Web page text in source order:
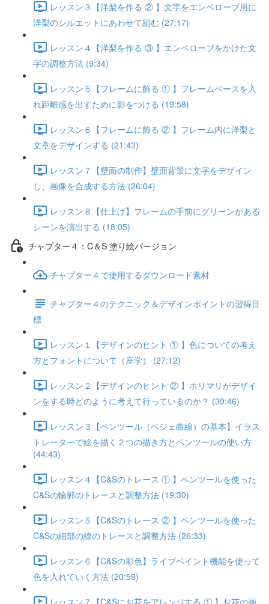
レッスン３【洋梨を作る ② 】文字をエンベローブ用に
洋梨のシルエットにあわせて組む (27:17)
レッスン４【洋梨を作る ③ 】エンベローブをかけた文
字の調整方法 (9:34)
レッスン５【フレームに飾る ① 】フレームベースを入
れ距離感を出すために影をつける (19:58)
レッスン６【フレームに飾る ② 】フレーム内に洋梨と
文章をデザインする (21:43)
レッスン７【壁面の制作】壁面背景に文字をデザイン
し、画像を合成する方法 (26:04)
レッスン８【仕上げ】フレームの手前にグリーンがある
シーンを演出する (18:05)
チャプター４：C＆S 塗り絵バージョン
チャプター４で使用するダウンロード素材
チャプター４のテクニック＆デザインポイントの習得目
標
レッスン１【デザインのヒント ① 】色についての考え
方とフォントについて（座学） (27:12)
レッスン２【デザインのヒント ② 】ホリマリがデザイ
ンをする時どのように考えて行っているのか？ (30:46)
レッスン３【ペンツール（ベジェ曲線）の基本】イラス
トレーターで絵を描く２つの描き方とペンツールの使い方
(44:43)
レッスン４【C&Sのトレース ① 】ペンツールを使った
C&Sの輪郭のトレースと調整方法 (19:30)
レッスン５【C&Sのトレース ② 】ペンツールを使った
C&Sの細部の線のトレースと調整方法 (26:33)
レッスン６【C&Sの彩色】ライブペイント機能を使って
色を入れていく方法 (20:59)
レッスン７【C&Sにお花をアレンジする ① 】お花の画